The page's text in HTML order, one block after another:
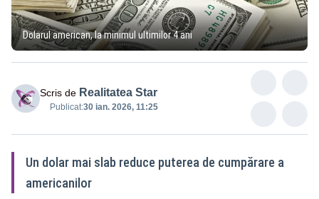
Dolarul american, la minimul ultimilor 4 ani
Scris de Realitatea Star
Publicat:30 ian. 2026, 11:25
Un dolar mai slab reduce puterea de cumpărare a
americanilor